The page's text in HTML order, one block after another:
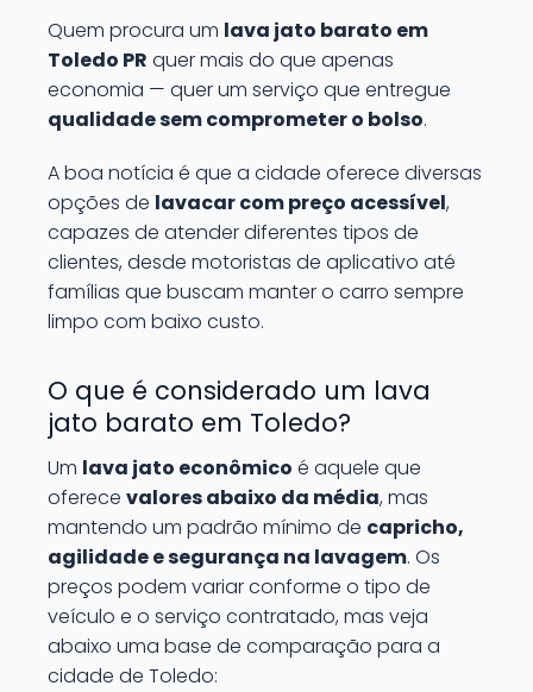
Quem procura um lava jato barato em
Toledo PR quer mais do que apenas
economia — quer um serviço que entregue
qualidade sem comprometer o bolso.
A boa notícia é que a cidade oferece diversas
opções de lavacar com preço acessível,
capazes de atender diferentes tipos de
clientes, desde motoristas de aplicativo até
famílias que buscam manter o carro sempre
limpo com baixo custo.
O que é considerado um lava
jato barato em Toledo?
Um lava jato econômico é aquele que
oferece valores abaixo da média, mas
mantendo um padrão mínimo de capricho,
agilidade e segurança na lavagem. Os
preços podem variar conforme o tipo de
veículo e o serviço contratado, mas veja
abaixo uma base de comparação para a
cidade de Toledo: